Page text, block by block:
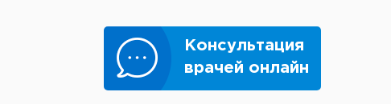
Консультация
врачей онлайн